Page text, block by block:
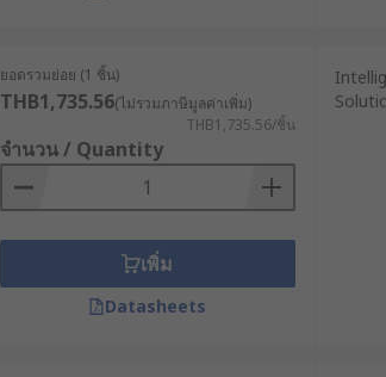
ยอดรวมย่อย (1 ชิ้น)
THB1,735.56(ไม่รวมภาษีมูลค่าเพิ่ม)
THB1,735.56/ชิ้น
จำนวน / Quantity
เพิ่ม
Datasheets